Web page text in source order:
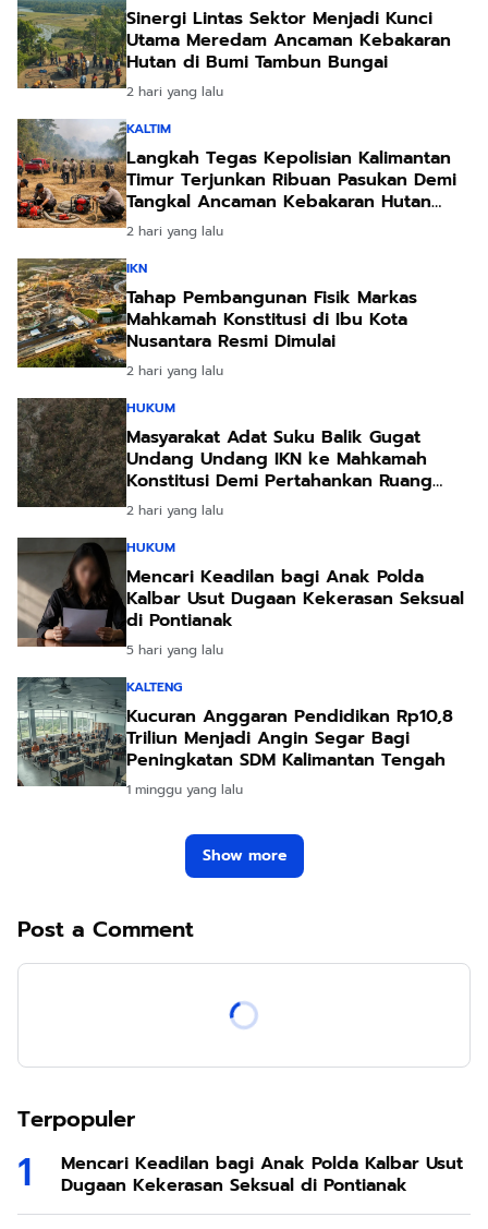
Sinergi Lintas Sektor Menjadi Kunci
Utama Meredam Ancaman Kebakaran
Hutan di Bumi Tambun Bungai
2 hari yang lalu
KALTIM
Langkah Tegas Kepolisian Kalimantan
Timur Terjunkan Ribuan Pasukan Demi
Tangkal Ancaman Kebakaran Hutan
Akibat Kemarau Ekstrem
2 hari yang lalu
IKN
Tahap Pembangunan Fisik Markas
Mahkamah Konstitusi di Ibu Kota
Nusantara Resmi Dimulai
2 hari yang lalu
HUKUM
Masyarakat Adat Suku Balik Gugat
Undang Undang IKN ke Mahkamah
Konstitusi Demi Pertahankan Ruang
Hidup Leluhur
2 hari yang lalu
HUKUM
Mencari Keadilan bagi Anak Polda
Kalbar Usut Dugaan Kekerasan Seksual
di Pontianak
5 hari yang lalu
KALTENG
Kucuran Anggaran Pendidikan Rp10,8
Triliun Menjadi Angin Segar Bagi
Peningkatan SDM Kalimantan Tengah
1 minggu yang lalu
Show more
Post a Comment
Terpopuler
Mencari Keadilan bagi Anak Polda Kalbar Usut
Dugaan Kekerasan Seksual di Pontianak